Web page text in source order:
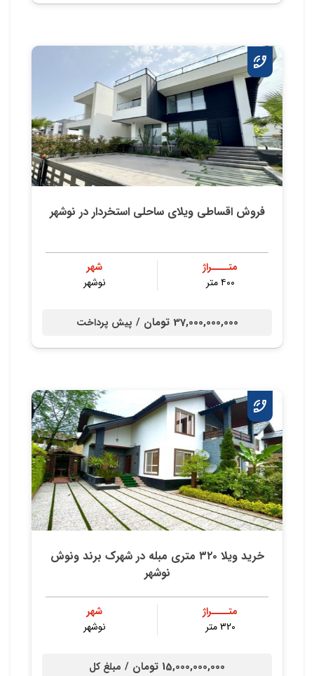
فروش اقساطی ویلای ساحلی استخردار در نوشهر
متــــراژ
۴۰۰ متر
شهر
نوشهر
37,000,000,000 تومان / پیش پرداخت
خريد ويلا ٣٢٠ متري مبله در شهرك برند ونوش
نوشهر
متــــراژ
320 متر
شهر
نوشهر
15,000,000,000 تومان / مبلغ کل